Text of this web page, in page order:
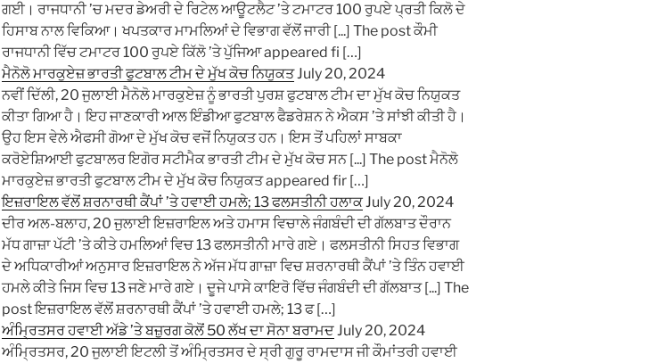
ਗਈ। ਰਾਜਧਾਨੀ ’ਚ ਮਦਰ ਡੇਅਰੀ ਦੇ ਰਿਟੇਲ ਆਊਟਲੈਟ ’ਤੇ ਟਮਾਟਰ 100 ਰੁਪਏ ਪ੍ਰਤੀ ਕਿਲੋ ਦੇ
ਹਿਸਾਬ ਨਾਲ ਵਿਕਿਆ। ਖਪਤਕਾਰ ਮਾਮਲਿਆਂ ਦੇ ਵਿਭਾਗ ਵੱਲੋਂ ਜਾਰੀ [...] The post ਕੌਮੀ
ਰਾਜਧਾਨੀ ਵਿੱਚ ਟਮਾਟਰ 100 ਰੁਪਏ ਕਿੱਲੋ ’ਤੇ ਪੁੱਜਿਆ appeared fi […]
ਮੈਨੋਲੋ ਮਾਰਕੁਏਜ਼ ਭਾਰਤੀ ਫੁਟਬਾਲ ਟੀਮ ਦੇ ਮੁੱਖ ਕੋਚ ਨਿਯੁਕਤJuly 20, 2024
ਨਵੀਂ ਦਿੱਲੀ, 20 ਜੁਲਾਈ ਮੈਨੋਲੋ ਮਾਰਕੁਏਜ਼ ਨੂੰ ਭਾਰਤੀ ਪੁਰਸ਼ ਫੁਟਬਾਲ ਟੀਮ ਦਾ ਮੁੱਖ ਕੋਚ ਨਿਯੁਕਤ
ਕੀਤਾ ਗਿਆ ਹੈ। ਇਹ ਜਾਣਕਾਰੀ ਆਲ ਇੰਡੀਆ ਫੁਟਬਾਲ ਫੈਡਰੇਸ਼ਨ ਨੇ ਐਕਸ ’ਤੇ ਸਾਂਝੀ ਕੀਤੀ ਹੈ।
ਉਹ ਇਸ ਵੇਲੇ ਐਫਸੀ ਗੋਆ ਦੇ ਮੁੱਖ ਕੋਚ ਵਜੋਂ ਨਿਯੁਕਤ ਹਨ। ਇਸ ਤੋਂ ਪਹਿਲਾਂ ਸਾਬਕਾ
ਕਰੋਏਸ਼ਿਆਈ ਫੁਟਬਾਲਰ ਇਗੋਰ ਸਟੀਮੈਕ ਭਾਰਤੀ ਟੀਮ ਦੇ ਮੁੱਖ ਕੋਚ ਸਨ [...] The post ਮੈਨੋਲੋ
ਮਾਰਕੁਏਜ਼ ਭਾਰਤੀ ਫੁਟਬਾਲ ਟੀਮ ਦੇ ਮੁੱਖ ਕੋਚ ਨਿਯੁਕਤ appeared fir […]
ਇਜ਼ਰਾਇਲ ਵੱਲੋਂ ਸ਼ਰਨਾਰਥੀ ਕੈਂਪਾਂ ’ਤੇ ਹਵਾਈ ਹਮਲੇ; 13 ਫਲਸਤੀਨੀ ਹਲਾਕJuly 20, 2024
ਦੀਰ ਅਲ-ਬਲਾਹ, 20 ਜੁਲਾਈ ਇਜ਼ਰਾਇਲ ਅਤੇ ਹਮਾਸ ਵਿਚਾਲੇ ਜੰਗਬੰਦੀ ਦੀ ਗੱਲਬਾਤ ਦੌਰਾਨ
ਮੱਧ ਗਾਜ਼ਾ ਪੱਟੀ ’ਤੇ ਕੀਤੇ ਹਮਲਿਆਂ ਵਿਚ 13 ਫਲਸਤੀਨੀ ਮਾਰੇ ਗਏ। ਫਲਸਤੀਨੀ ਸਿਹਤ ਵਿਭਾਗ
ਦੇ ਅਧਿਕਾਰੀਆਂ ਅਨੁਸਾਰ ਇਜ਼ਰਾਇਲ ਨੇ ਅੱਜ ਮੱਧ ਗਾਜ਼ਾ ਵਿਚ ਸ਼ਰਨਾਰਥੀ ਕੈਂਪਾਂ ’ਤੇ ਤਿੰਨ ਹਵਾਈ
ਹਮਲੇ ਕੀਤੇ ਜਿਸ ਵਿਚ 13 ਜਣੇ ਮਾਰੇ ਗਏ। ਦੂਜੇ ਪਾਸੇ ਕਾਇਰੋ ਵਿੱਚ ਜੰਗਬੰਦੀ ਦੀ ਗੱਲਬਾਤ [...] The
post ਇਜ਼ਰਾਇਲ ਵੱਲੋਂ ਸ਼ਰਨਾਰਥੀ ਕੈਂਪਾਂ ’ਤੇ ਹਵਾਈ ਹਮਲੇ; 13 ਫ […]
ਅੰਮ੍ਰਿਤਸਰ ਹਵਾਈ ਅੱਡੇ ’ਤੇ ਬਜ਼ੁਰਗ ਕੋਲੋਂ 50 ਲੱਖ ਦਾ ਸੋਨਾ ਬਰਾਮਦJuly 20, 2024
ਅੰਮ੍ਰਿਤਸਰ, 20 ਜੁਲਾਈ ਇਟਲੀ ਤੋਂ ਅੰਮ੍ਰਿਤਸਰ ਦੇ ਸ੍ਰੀ ਗੁਰੂ ਰਾਮਦਾਸ ਜੀ ਕੌਮਾਂਤਰੀ ਹਵਾਈ